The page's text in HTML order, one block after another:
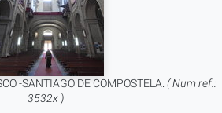
-SANTIAGO DE COMPOSTELA. ( Num ref.:
3532x )